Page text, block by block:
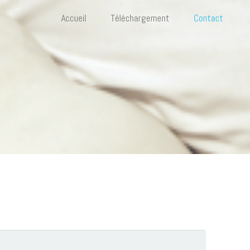
Accueil Téléchargement Contact